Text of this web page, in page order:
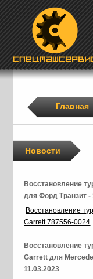
Главная
Новости
Восстановление
для Форд Транзит -
Восстановление
Garrett 787556-0024
Восстановление
Garrett для
11.03.2023